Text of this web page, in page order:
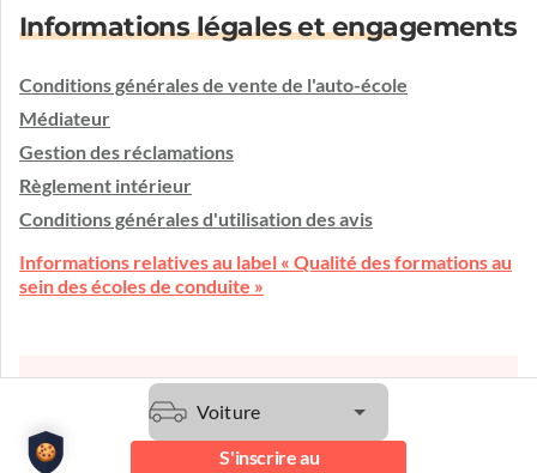
Informations légales et engagements
Conditions générales de vente de l'auto-école
Médiateur
Gestion des réclamations
Règlement intérieur
Conditions générales d'utilisation des avis
Informations relatives au label « Qualité des formations au
sein des écoles de conduite »
Une question ?
L'auto-école vous écoute et vous conseille.
Etre contacté
Voiture
S'inscrire au